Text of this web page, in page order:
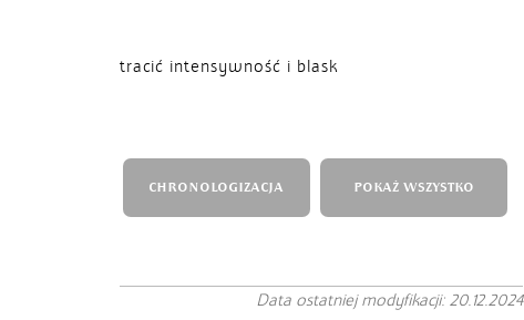
tracić intensywność i blask
CHRONOLOGIZACJA POKAŻ WSZYSTKO
Data ostatniej modyfikacji: 20.12.2024